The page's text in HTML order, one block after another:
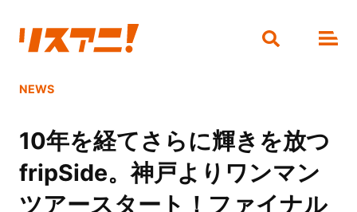
NEWS
10年を経てさらに輝きを放つ
fripSide。神戸よりワンマン
ツアースタート！ファイナル